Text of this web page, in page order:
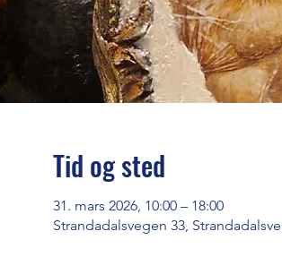
Tid og sted
31. mars 2026, 10:00 – 18:00
Strandadalsvegen 33,